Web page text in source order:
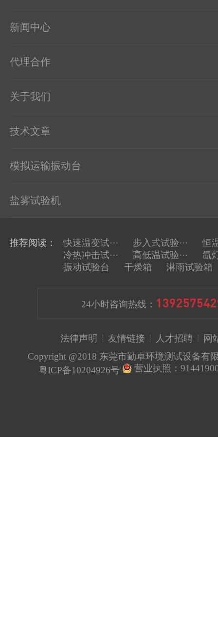
新闻中心
代理合作
关于我们
技术文章
模拟运输振动台
盐雾试验机
推荐阅读： 快速温变试··· 步入式试验···
恒
冷热冲击试···
高低温试验···
氙
振动试验台
干燥箱 淋雨试验箱
24小时咨询热线：
法律声明 友情链接 人才招聘
网
Copyright @2018 东莞市勤卓环境测试设备有
粤ICP备10204926号
营业执照：